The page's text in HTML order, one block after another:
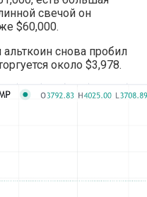
свечой он
$60,000.
снова пробил
около $3,978.